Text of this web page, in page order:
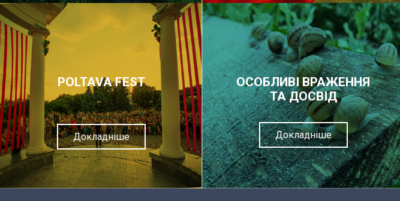
POLTAVA FEST
Докладніше
ОСОБЛИВІ ВРАЖЕННЯ
ТА ДОСВІД
Докладніше